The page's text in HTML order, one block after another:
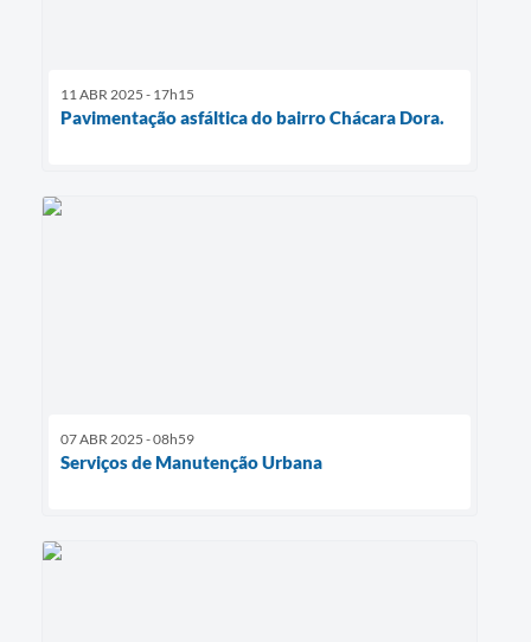
11 ABR 2025 - 17h15
Pavimentação asfáltica do bairro Chácara Dora.
07 ABR 2025 - 08h59
Serviços de Manutenção Urbana